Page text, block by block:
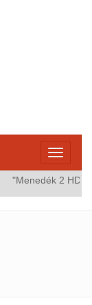
Toggle
"Menedék 2 HD